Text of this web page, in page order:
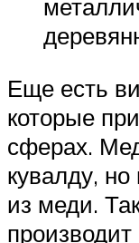
Еще есть
которые
сферах.
кувалду, но
из меди.